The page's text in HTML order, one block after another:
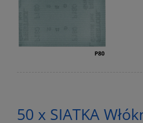
50 x SIATKA